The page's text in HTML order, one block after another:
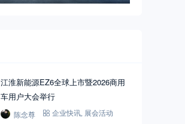
江淮新能源EZ6全球上市暨2026商用
车用户大会举行
陈念尊 企业快讯
展会活动